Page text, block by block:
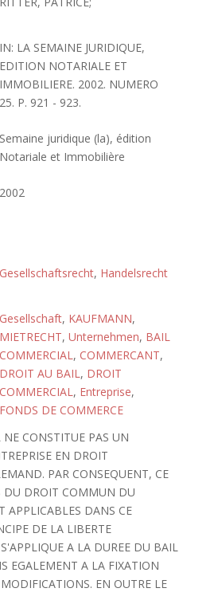
IN: LA SEMAINE JURIDIQUE,
EDITION NOTARIALE ET
IMMOBILIERE. 2002. NUMERO
25. P. 921 - 923.
Semaine juridique (la), édition
Notariale et Immobilière
2002
Gesellschaftsrecht, Handelsrecht
Gesellschaft, KAUFMANN,
MIETRECHT, Unternehmen, BAIL
COMMERCIAL, COMMERCANT,
DROIT AU BAIL, DROIT
COMMERCIAL, Entreprise,
FONDS DE COMMERCE
CONSTITUE PAS UN
EN DROIT
PAR CONSEQUENT, CE
DU DROIT COMMUN DU
APPLICABLES DANS CE
DE LA LIBERTE
A LA DUREE DU BAIL
EGALEMENT A LA FIXATION
EN OUTRE LE